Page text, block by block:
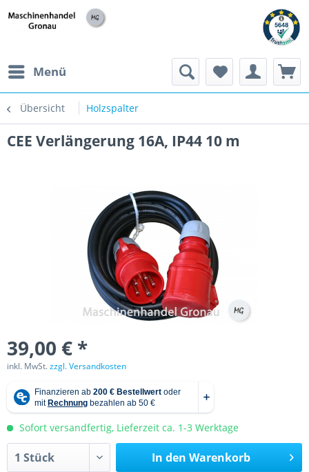
Menü
Übersicht Holzspalter
CEE Verlängerung 16A, IP44 10 m
39,00 € *
inkl. MwSt.zzgl. Versandkosten
Sofort versandfertig, Lieferzeit ca. 1-3 Werktage
In den Warenkorb